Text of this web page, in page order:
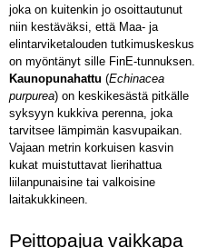
joka on kuitenkin jo osoittautunut
niin kestäväksi, että Maa- ja
elintarviketalouden tutkimuskeskus
on myöntänyt sille FinE-tunnuksen.
Kaunopunahattu (Echinacea
purpurea) on keskikesästä pitkälle
syksyyn kukkiva perenna, joka
tarvitsee lämpimän kasvupaikan.
Vajaan metrin korkuisen kasvin
kukat muistuttavat lierihattua
liilanpunaisine tai valkoisine
laitakukkineen.
Peittopajua vaikkapa